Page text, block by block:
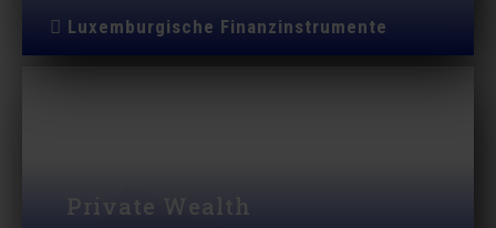
Luxemburgische Finanzinstrumente
Private Wealth